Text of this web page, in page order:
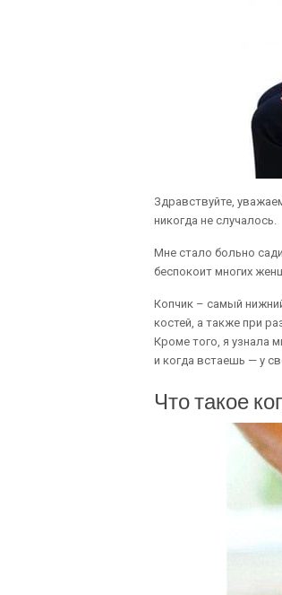
Здравствуйте,
никогда не случалось.
Мне стало больно
беспокоит многих
Копчик – самый
костей, а также при
Кроме того, я узнала
и когда встаешь — у
Что такое